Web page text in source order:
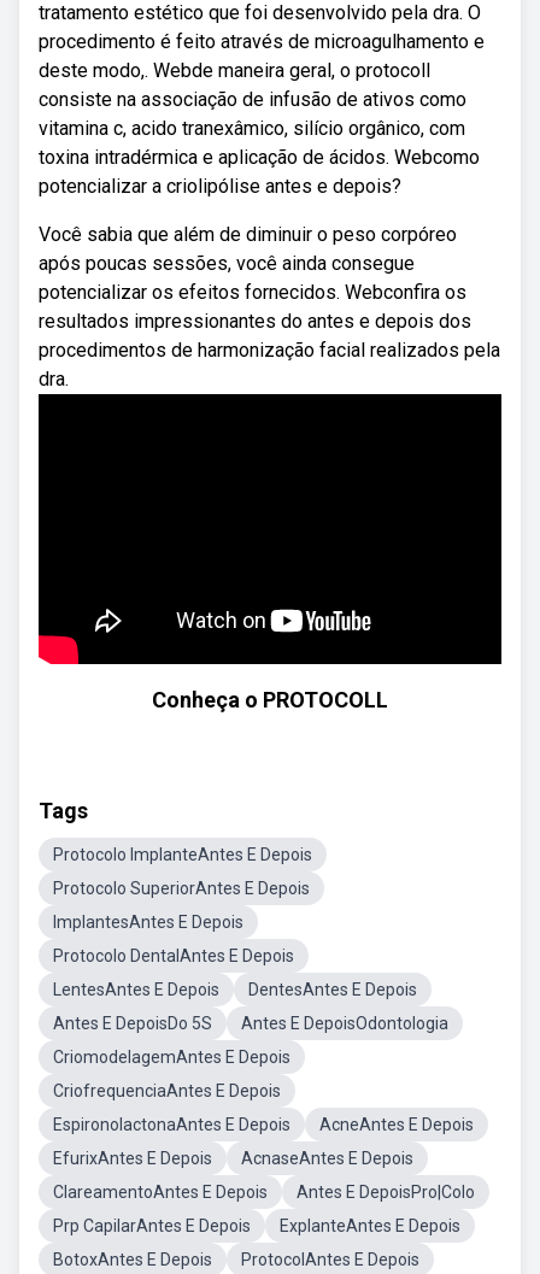
tratamento estético que foi desenvolvido pela dra. O
procedimento é feito através de microagulhamento e
deste modo,. Webde maneira geral, o protocoll
consiste na associação de infusão de ativos como
vitamina c, acido tranexâmico, silício orgânico, com
toxina intradérmica e aplicação de ácidos. Webcomo
potencializar a criolipólise antes e depois?
Você sabia que além de diminuir o peso corpóreo
após poucas sessões, você ainda consegue
potencializar os efeitos fornecidos. Webconfira os
resultados impressionantes do antes e depois dos
procedimentos de harmonização facial realizados pela
dra.
Conheça o PROTOCOLL
Tags
Protocolo ImplanteAntes E Depois
Protocolo SuperiorAntes E Depois
ImplantesAntes E Depois
Protocolo DentalAntes E Depois
LentesAntes E Depois
DentesAntes E Depois
Antes E DepoisDo 5S
Antes E DepoisOdontologia
CriomodelagemAntes E Depois
CriofrequenciaAntes E Depois
EspironolactonaAntes E Depois
AcneAntes E Depois
EfurixAntes E Depois
AcnaseAntes E Depois
ClareamentoAntes E Depois
Antes E DepoisPro|Colo
Prp CapilarAntes E Depois
ExplanteAntes E Depois
BotoxAntes E Depois
ProtocolAntes E Depois